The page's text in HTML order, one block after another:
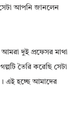
আপনি জানলেন
দুই প্রফেসর মাথা
তৈরি করেছি সেটা
এই হচ্ছে আমাদের